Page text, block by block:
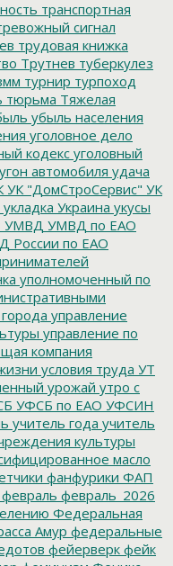
транспортная
сигнал
трудовая книжка
Трутнев туберкулез
турнир турпоход
тюрьма Тяжелая
убыль населения
уголовное дело
кодекс уголовный
угон автомобиля удача
УК "ДомСтроСервис" УК
укладка Украина укусы
УМВД УМВД по ЕАО
России по ЕАО
уполномоченный по
управление
управление по
компания
условия труда УТ
урожай утро с
УФСБ по ЕАО УФСИН
учитель года учитель
культуры
масло
фанфурики ФАП
февраль февраль_2026
Федеральная
Амур федеральные
фейерверк фейк